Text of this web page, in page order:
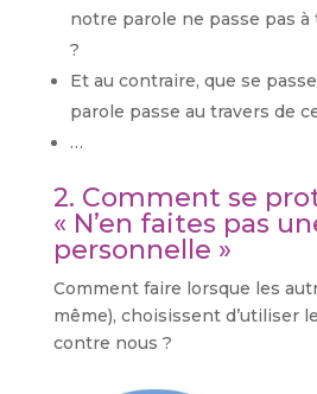
notre parole ne passe pas
?
Et au contraire, que se
parole passe au travers de
…
2. Comment se
« N’en faites pas
personnelle »
Comment faire lorsque les
même), choisissent d’utiliser
contre nous ?